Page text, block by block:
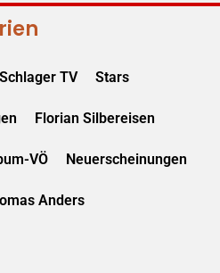
Schlager TV Stars
Florian Silbereisen
VÖ Neuerscheinungen
Anders